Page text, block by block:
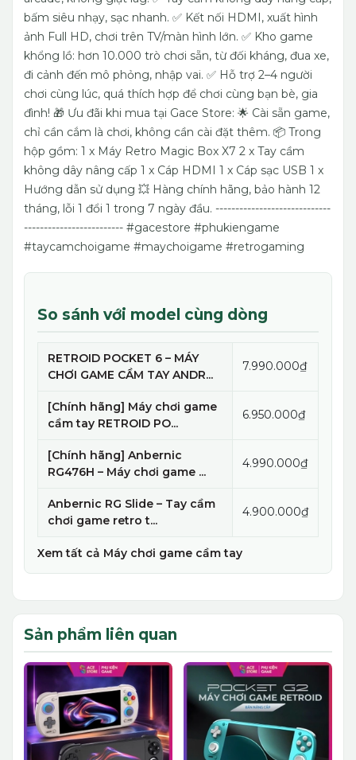
bấm siêu nhạy, sạc nhanh. ✅ Kết nối HDMI, xuất hình
ảnh Full HD, chơi trên TV/màn hình lớn. ✅ Kho game
khổng lồ: hơn 10.000 trò chơi sẵn, từ đối kháng, đua xe,
đi cảnh đến mô phỏng, nhập vai. ✅ Hỗ trợ 2–4 người
chơi cùng lúc, quá thích hợp để chơi cùng bạn bè, gia
đình! 🎁 Ưu đãi khi mua tại Gace Store: 🌟 Cài sẵn game,
chỉ cần cắm là chơi, không cần cài đặt thêm. 📦 Trong
hộp gồm: 1 x Máy Retro Magic Box X7 2 x Tay cầm
không dây nâng cấp 1 x Cáp HDMI 1 x Cáp sạc USB 1 x
Hướng dẫn sử dụng 💥 Hàng chính hãng, bảo hành 12
tháng, lỗi 1 đổi 1 trong 7 ngày đầu. -----------------------------
------------------------- #gacestore #phukiengame
#taycamchoigame #maychoigame #retrogaming
So sánh với model cùng dòng
RETROID POCKET 6 – MÁY
CHƠI GAME CẦM TAY ANDR...
7.990.000₫
[Chính hãng] Máy chơi game
cầm tay RETROID PO...
6.950.000₫
[Chính hãng] Anbernic
RG476H – Máy chơi game ...
4.990.000₫
Anbernic RG Slide – Tay cầm
chơi game retro t...
4.900.000₫
Xem tất cả Máy chơi game cầm tay
Sản phẩm liên quan